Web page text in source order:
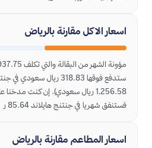
اسعار الاكل مقارنة بالرياض
ستدفع فوقها 318.83 ريال
1,256.58 ريال سعودي). إن كنت
فستنفق شهريا في جنتنج هايلاند 85.64 ر
اسعار المطاعم مقارنة بالرياض